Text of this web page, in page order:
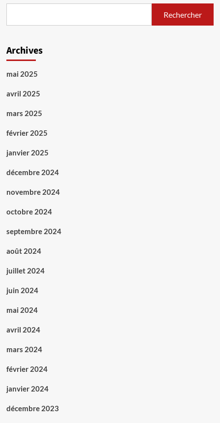
Rechercher
Archives
mai 2025
avril 2025
mars 2025
février 2025
janvier 2025
décembre 2024
novembre 2024
octobre 2024
septembre 2024
août 2024
juillet 2024
juin 2024
mai 2024
avril 2024
mars 2024
février 2024
janvier 2024
décembre 2023